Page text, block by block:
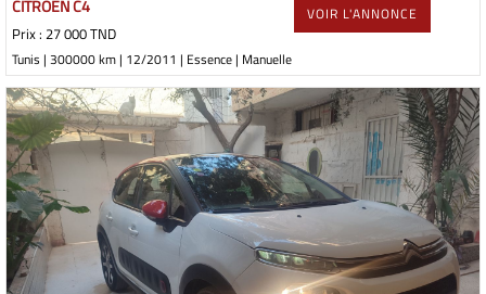
CITROEN C4
Prix : 27 000 TND
Tunis | 300000 km | 12/2011 | Essence | Manuelle
VOIR L'ANNONCE